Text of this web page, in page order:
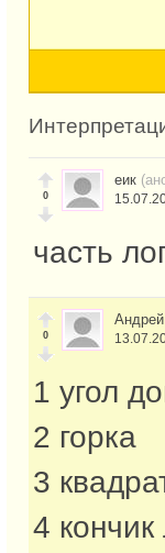
0
еик
часть
0
Андрей
1 угол
2 горка
3
4